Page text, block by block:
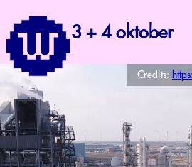
3 + 4 oktober
Credits: